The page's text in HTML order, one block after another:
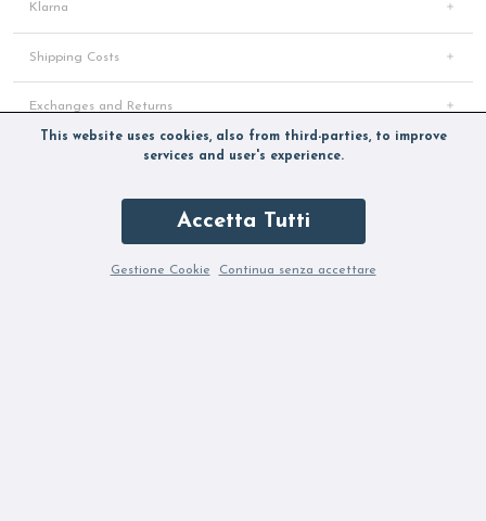
This website uses cookies, also from third-parties, to improve
services and user's experience.
Accetta Tutti
Gestione Cookie Continua senza accettare
Klarna
Shipping Costs
Exchanges and Returns
Do you need help?